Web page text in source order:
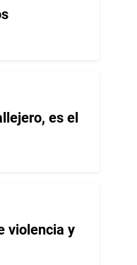
es el
violencia y